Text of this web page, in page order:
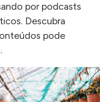
por podcasts
Descubra
pode